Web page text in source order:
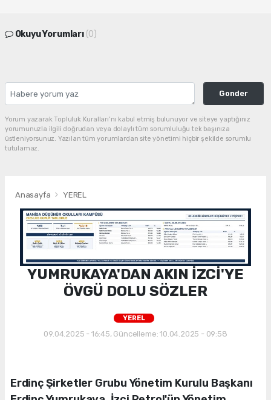
Okuyu Yorumları (0)
Gonder
Yorum yazarak Topluluk Kuralları’nı kabul etmiş bulunuyor ve siteye yaptığınız
yorumunuzla ilgili doğrudan veya dolaylı tüm sorumluluğu tek başınıza
üstleniyorsunuz. Yazılan tüm yorumlardan site yönetimi hiçbir şekilde sorumlu
tutulamaz.
Anasayfa YEREL
YUMRUKAYA'DAN AKIN İZCİ'YE
ÖVGÜ DOLU SÖZLER
YEREL
09.04.2025 - 16:45, Güncelleme: 10.04.2025 - 09:58
Erdinç Şirketler Grubu Yönetim Kurulu Başkanı